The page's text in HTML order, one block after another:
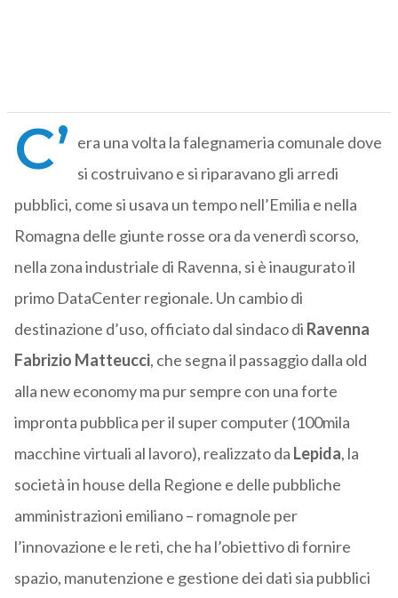
C’ era una volta la falegnameria comunale dove
si costruivano e si riparavano gli arredi
pubblici, come si usava un tempo nell’Emilia e nella
Romagna delle giunte rosse ora da venerdì scorso,
nella zona industriale di Ravenna, si è inaugurato il
primo DataCenter regionale. Un cambio di
destinazione d’uso, officiato dal sindaco di Ravenna
Fabrizio Matteucci, che segna il passaggio dalla old
alla new economy ma pur sempre con una forte
impronta pubblica per il super computer (100mila
macchine virtuali al lavoro), realizzato da Lepida, la
società in house della Regione e delle pubbliche
amministrazioni emiliano – romagnole per
l’innovazione e le reti, che ha l’obiettivo di fornire
spazio, manutenzione e gestione dei dati sia pubblici